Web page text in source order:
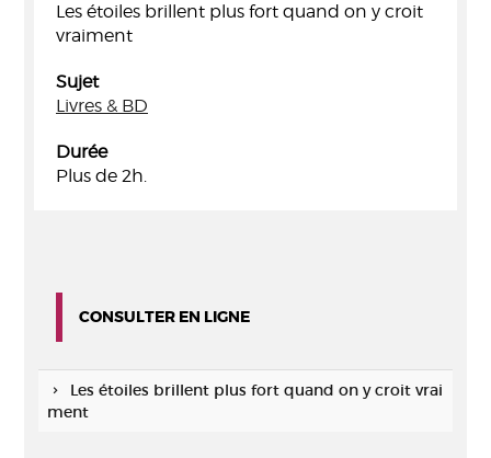
Les étoiles brillent plus fort quand on y croit
vraiment
Sujet
Livres & BD
Durée
Plus de 2h.
CONSULTER EN LIGNE
Les étoiles brillent plus fort quand on y croit vrai
ment